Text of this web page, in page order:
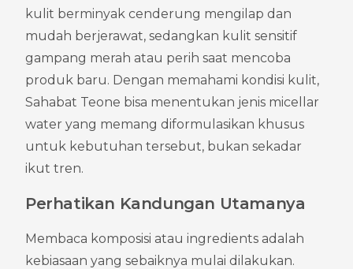
kulit berminyak cenderung mengilap dan
mudah berjerawat, sedangkan kulit sensitif
gampang merah atau perih saat mencoba
produk baru. Dengan memahami kondisi kulit,
Sahabat Teone bisa menentukan jenis micellar
water yang memang diformulasikan khusus
untuk kebutuhan tersebut, bukan sekadar
ikut tren.
Perhatikan Kandungan Utamanya
Membaca komposisi atau ingredients adalah
kebiasaan yang sebaiknya mulai dilakukan.